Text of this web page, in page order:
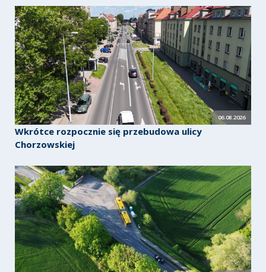
06.08.2026
Wkrótce rozpocznie się przebudowa ulicy
Chorzowskiej